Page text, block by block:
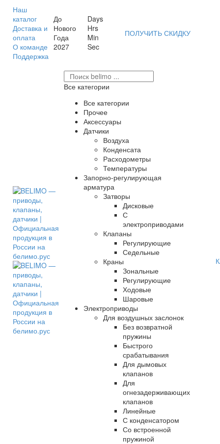
Наш
каталог
Доставка и
оплата
О команде
Поддержка
До
Нового
Года
2027
Days
Hrs
Min
Sec
ПОЛУЧИТЬ СКИДКУ
Все категории
Все категории
Прочее
Аксессуары
Датчики
Воздуха
Конденсата
Расходометры
Температуры
Запорно-регулирующая
арматура
Затворы
Дисковые
С
электроприводами
Клапаны
Регулирующие
Седельные
Краны
Зональные
Регулирующие
Ходовые
Шаровые
Электроприводы
Для воздушных заслонок
Без возвратной
пружины
Быстрого
срабатывания
Для дымовых
клапанов
Для
огнезадерживающих
клапанов
Линейные
С конденсатором
Со встроенной
пружиной